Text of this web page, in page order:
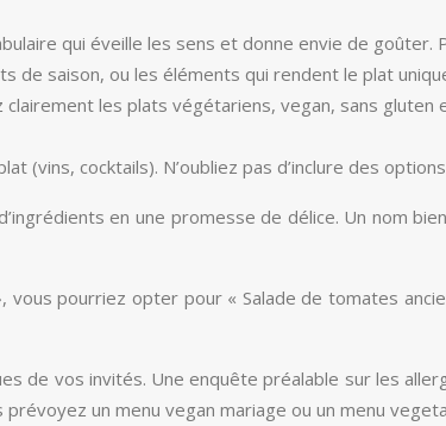
qui éveille les sens et donne envie de
de saison, ou les éléments qui rendent le plat
clairement les plats végétariens, vegan, sans
(vins, cocktails). N’oubliez pas d’inclure des
en une promesse de délice. Un nom
vous pourriez opter pour « Salade de tomates
de vos invités. Une enquête préalable sur les
un menu vegan mariage ou un menu